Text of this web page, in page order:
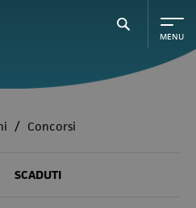
/ Concorsi
SCADUTI